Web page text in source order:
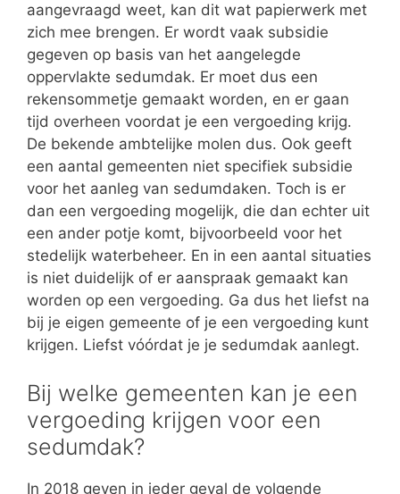
aangevraagd weet, kan dit wat papierwerk met
zich mee brengen. Er wordt vaak subsidie
gegeven op basis van het aangelegde
oppervlakte sedumdak. Er moet dus een
rekensommetje gemaakt worden, en er gaan
tijd overheen voordat je een vergoeding krijg.
De bekende ambtelijke molen dus. Ook geeft
een aantal gemeenten niet specifiek subsidie
voor het aanleg van sedumdaken. Toch is er
dan een vergoeding mogelijk, die dan echter uit
een ander potje komt, bijvoorbeeld voor het
stedelijk waterbeheer. En in een aantal situaties
is niet duidelijk of er aanspraak gemaakt kan
worden op een vergoeding. Ga dus het liefst na
bij je eigen gemeente of je een vergoeding kunt
krijgen. Liefst vóórdat je je sedumdak aanlegt.
Bij welke gemeenten kan je een
vergoeding krijgen voor een
sedumdak?
In 2018 geven in ieder geval de volgende